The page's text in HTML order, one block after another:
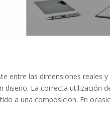
entre las dimensiones reales
La correcta utilización
a una composición. En